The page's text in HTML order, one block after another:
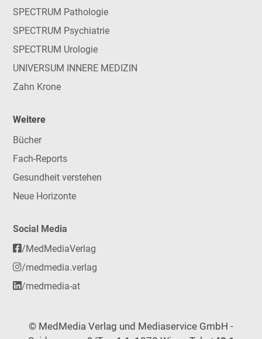
SPECTRUM Pathologie
SPECTRUM Psychiatrie
SPECTRUM Urologie
UNIVERSUM INNERE MEDIZIN
Zahn Krone
Weitere
Bücher
Fach-Reports
Gesundheit verstehen
Neue Horizonte
Social Media
/MedMediaVerlag
/medmedia.verlag
/medmedia-at
© MedMedia Verlag und Mediaservice GmbH -